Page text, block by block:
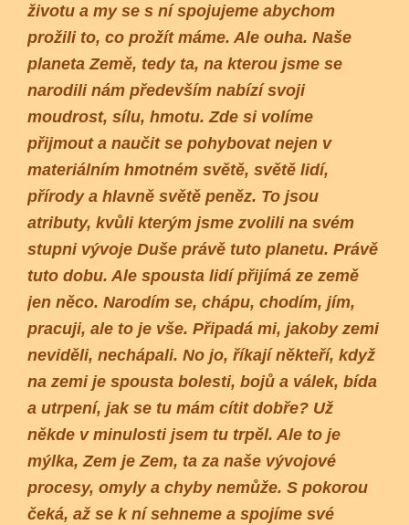
životu a my se s ní spojujeme abychom
prožili to, co prožít máme. Ale ouha. Naše
planeta Země, tedy ta, na kterou jsme se
narodili nám především nabízí svoji
moudrost, sílu, hmotu. Zde si volíme
přijmout a naučit se pohybovat nejen v
materiálním hmotném světě, světě lidí,
přírody a hlavně světě peněz. To jsou
atributy, kvůli kterým jsme zvolili na svém
stupni vývoje Duše právě tuto planetu. Právě
tuto dobu. Ale spousta lidí přijímá ze země
jen něco. Narodím se, chápu, chodím, jím,
pracuji, ale to je vše. Připadá mi, jakoby zemi
neviděli, nechápali. No jo, říkají někteří, když
na zemi je spousta bolesti, bojů a válek, bída
a utrpení, jak se tu mám cítit dobře? Už
někde v minulosti jsem tu trpěl. Ale to je
mýlka, Zem je Zem, ta za naše vývojové
procesy, omyly a chyby nemůže. S pokorou
čeká, až se k ní sehneme a spojíme své